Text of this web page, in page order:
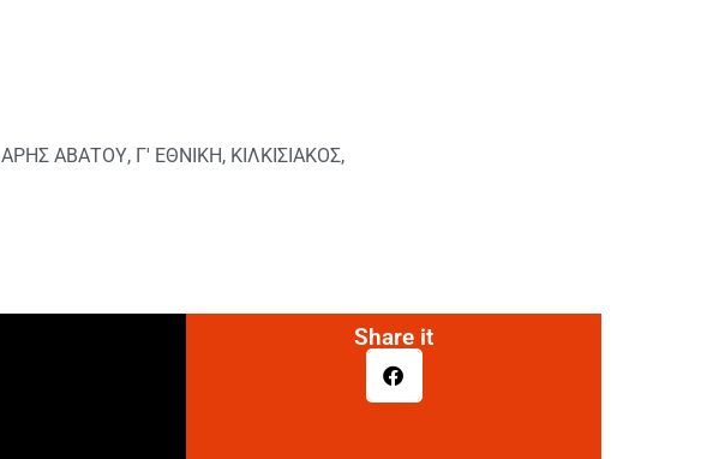
ΑΡΗΣ ΑΒΑΤΟΥ, Γ' ΕΘΝΙΚΗ, ΚΙΛΚΙΣΙΑΚΟΣ,
Share it